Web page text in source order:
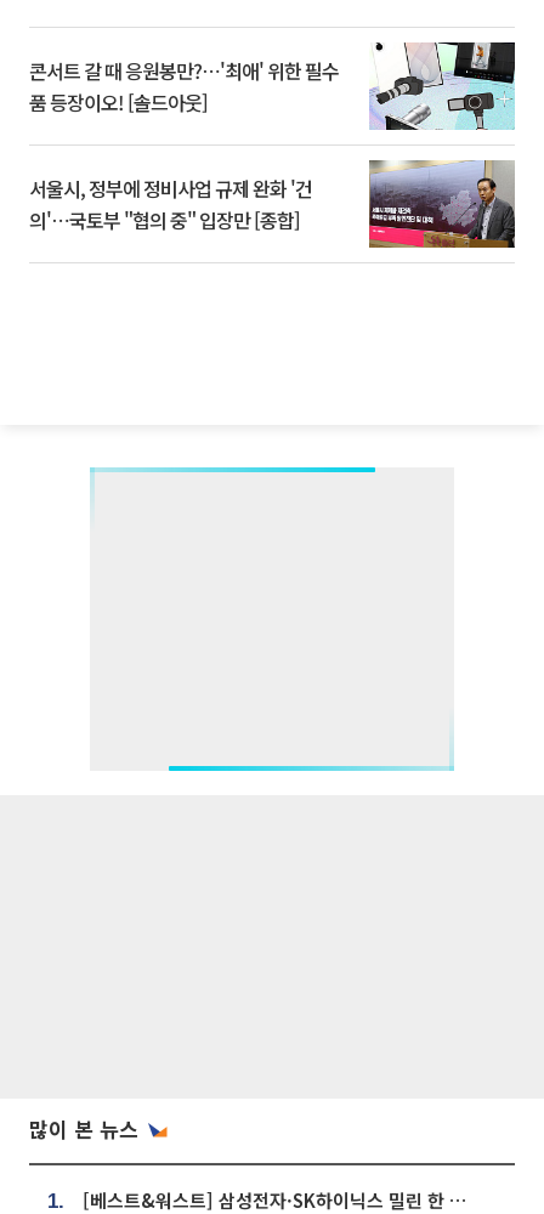
콘서트 갈 때 응원봉만?⋯'최애' 위한 필수
품 등장이오! [솔드아웃]
서울시, 정부에 정비사업 규제 완화 '건
의'⋯국토부 "협의 중" 입장만 [종합]
많이 본 뉴스
1. [베스트&워스트] 삼성전자·SK하이닉스 밀린 한 주…상상인증권은 85% 급등